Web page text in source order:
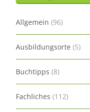
Allgemein (96)
Ausbildungsorte (5)
Buchtipps (8)
Fachliches (112)